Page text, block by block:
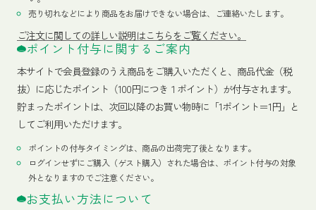
売り切れなどにより商品をお届けできない場合は、ご連絡いたします。
ご注文に関しての詳しい説明はこちらをご覧ください。
ポイント付与に関するご案内
本サイトで会員登録のうえ商品をご購入いただくと、商品代金（税
抜）に応じたポイント（100円につき１ポイント）が付与されます。
貯まったポイントは、次回以降のお買い物時に「1ポイント＝1円」と
してご利用いただけます。
ポイントの付与タイミングは、商品の出荷完了後となります。
ログインせずにご購入（ゲスト購入）された場合は、ポイント付与の対象
外となりますのでご注意ください。
お支払い方法について